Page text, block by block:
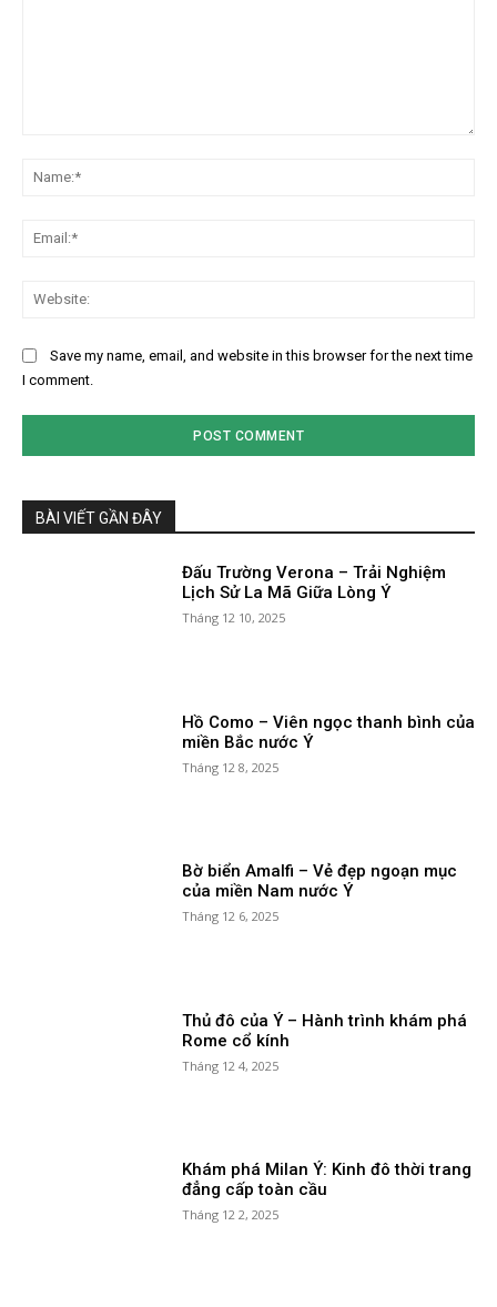
Save my name, email, and website in this browser for the next time
I comment.
BÀI VIẾT GẦN ĐÂY
Đấu Trường Verona – Trải Nghiệm
Lịch Sử La Mã Giữa Lòng Ý
Tháng 12 10, 2025
Hồ Como – Viên ngọc thanh bình của
miền Bắc nước Ý
Tháng 12 8, 2025
Bờ biển Amalfi – Vẻ đẹp ngoạn mục
của miền Nam nước Ý
Tháng 12 6, 2025
Thủ đô của Ý – Hành trình khám phá
Rome cổ kính
Tháng 12 4, 2025
Khám phá Milan Ý: Kinh đô thời trang
đẳng cấp toàn cầu
Tháng 12 2, 2025